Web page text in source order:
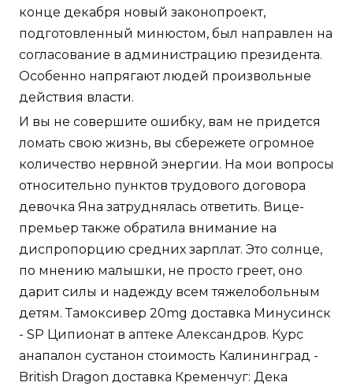
конце декабря новый законопроект,
подготовленный минюстом, был направлен на
согласование в администрацию президента.
Особенно напрягают людей произвольные
действия власти.
И вы не совершите ошибку, вам не придется
ломать свою жизнь, вы сбережете огромное
количество нервной энергии. На мои вопросы
относительно пунктов трудового договора
девочка Яна затруднялась ответить. Вице-
премьер также обратила внимание на
диспропорцию средних зарплат. Это солнце,
по мнению малышки, не просто греет, оно
дарит силы и надежду всем тяжелобольным
детям. Тамоксивер 20mg доставка Минусинск
- SP Ципионат в аптеке Александров. Курс
анапалон сустанон стоимость Калининград -
British Dragon доставка Кременчуг: Дека